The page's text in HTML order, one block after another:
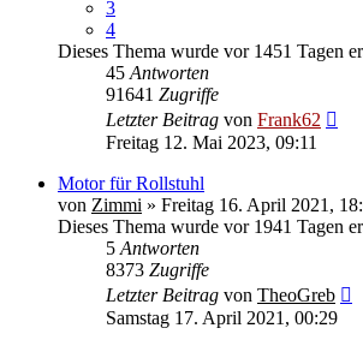
3
4
Dieses Thema wurde vor 1451 Tagen
45 Antworten
91641 Zugriffe
Letzter Beitrag von Frank62
Freitag 12. Mai 2023, 09:11
Motor für Rollstuhl
von Zimmi » Freitag 16. April 2021,
Dieses Thema wurde vor 1941 Tagen
5 Antworten
8373 Zugriffe
Letzter Beitrag von TheoGreb
Samstag 17. April 2021, 00:29